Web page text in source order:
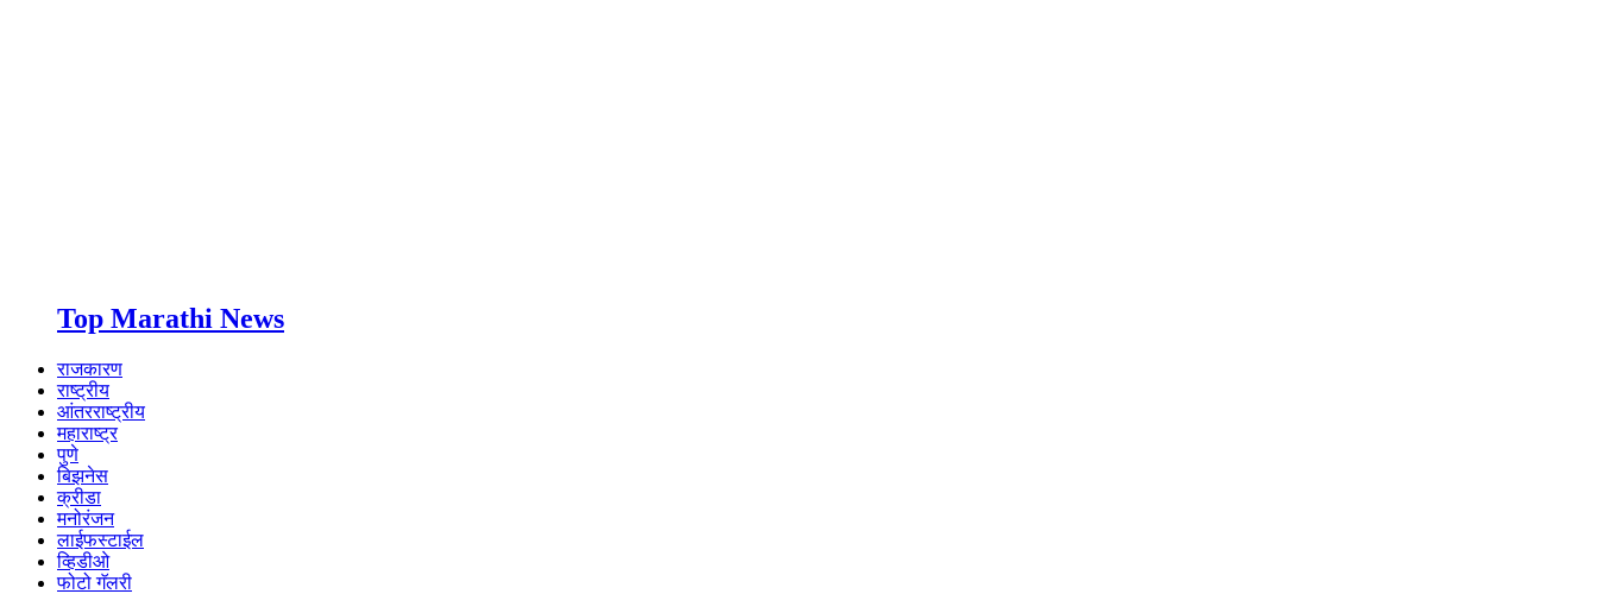
Top Marathi News
राजकारण
राष्ट्रीय
आंतरराष्ट्रीय
महाराष्ट्र
पुणे
बिझनेस
क्रीडा
मनोरंजन
लाईफस्टाईल
व्हिडीओ
फोटो गॅलरी